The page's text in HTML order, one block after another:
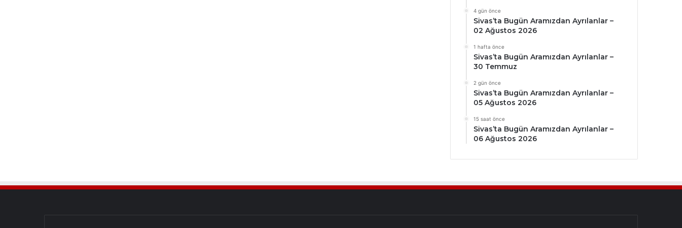
4 gün önce
Sivas’ta Bugün Aramızdan Ayrılanlar –
02 Ağustos 2026
1 hafta önce
Sivas’ta Bugün Aramızdan Ayrılanlar –
30 Temmuz
2 gün önce
Sivas’ta Bugün Aramızdan Ayrılanlar –
05 Ağustos 2026
15 saat önce
Sivas’ta Bugün Aramızdan Ayrılanlar –
06 Ağustos 2026